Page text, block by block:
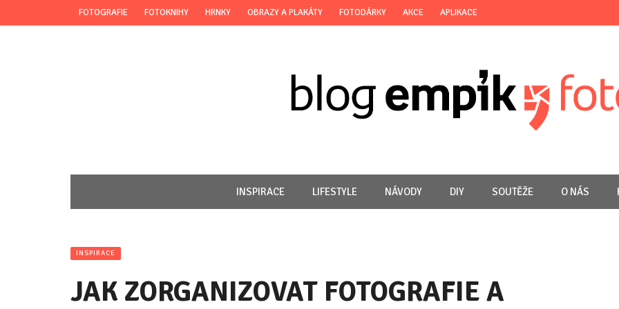
FOTOGRAFIE FOTOKNIHY HRNKY OBRAZY A PLAKÁTY FOTODÁRKY AKCE APLIKACE
INSPIRACE LIFESTYLE NÁVODY DIY SOUTĚŽE O NÁS
INSPIRACE
JAK ZORGANIZOVAT FOTOGRAFIE A